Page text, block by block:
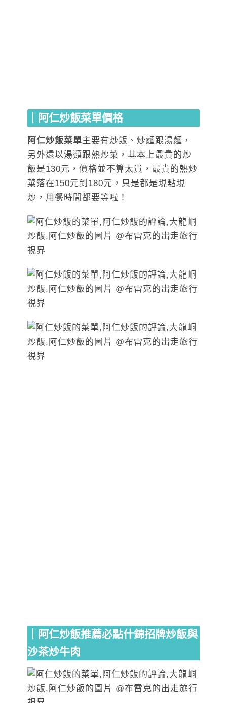
｜阿仁炒飯菜單價格
阿仁炒飯菜單主要有炒飯、炒麵跟湯麵，
另外還以湯類跟熱炒菜，基本上最貴的炒
飯是130元，價格並不算太貴，最貴的熱炒
菜落在150元到180元，只是都是現點現
炒，用餐時間都要等啦！
｜阿仁炒飯推薦必點什錦招牌炒飯與
沙茶炒牛肉